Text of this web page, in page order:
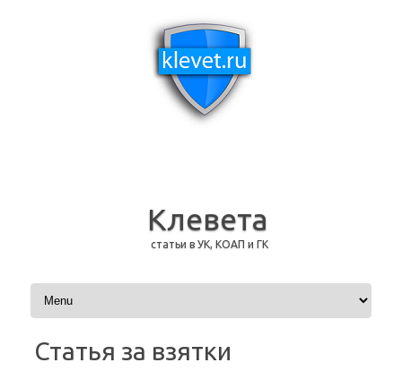
Клевета
статьи в УК, КОАП и ГК
Перейти к содержимому
Статья за взятки